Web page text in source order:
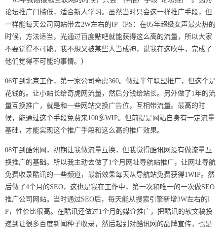
论坛推广门槛低，适合新人学习。虽然当时只会这一样推广手段，但
一样能每天公司网站带去2W左右的IP（PS：在05年超级女声最火热的
时候，方法适当，光通过百度贴吧就能获得这么高的流量，所以大家
不要觉得不可能。我不想又被某些人当成神，说我在这吹牛，完成了
他们觉得不可能的事情。）
06年到北京工作，第一家公司奇虎360。做过半年联盟推广，但这个是
花钱的。让小站长给奇虎网流量，然后分钱给站长。另外做了1年的流
量互换推广，就是和一些网站交换广告位，互相带流量。最高的时
候，能通过这个手段免费来100多WIP。但前提是网站自身有一定流量
基础，才能实现这个推广手段和这么高的推广效果。
08年到酷讯网，初期让我做流量互换，但我觉得酷讯网没有做流量互
换推广的基础。所以我主动去做了1个月网址导航站推广，让网址导航
免费收录酷讯的一些频道，最新效果每天从导航站免费获得1WIP。然
后做了4个月的SEO，这也是我在工作中，第一次和唯一的一次做SEO
推广公司网站。当时通过SEO后，每天能从搜索引擎新增3W左右的I
P，性价比很高。在酷讯还做过1个月的媒介推广，把酷讯的软文稿投
递到让很多百度新闻种子收录，然后起到对酷讯网的品牌宣传，也是